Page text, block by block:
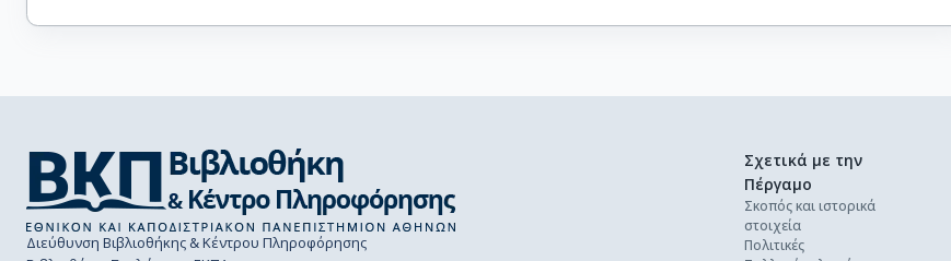
Διεύθυνση Βιβλιοθήκης & Κέντρου Πληροφόρησης
Σχετικά με την
Πέργαμο
Σκοπός και ιστορικά
στοιχεία
Πολιτικές